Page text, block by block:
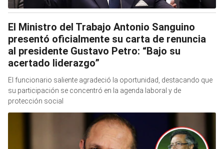
El Ministro del Trabajo Antonio Sanguino
presentó oficialmente su carta de renuncia
al presidente Gustavo Petro: “Bajo su
acertado liderazgo”
El funcionario saliente agradeció la oportunidad, destacando que
su participación se concentró en la agenda laboral y de
protección social